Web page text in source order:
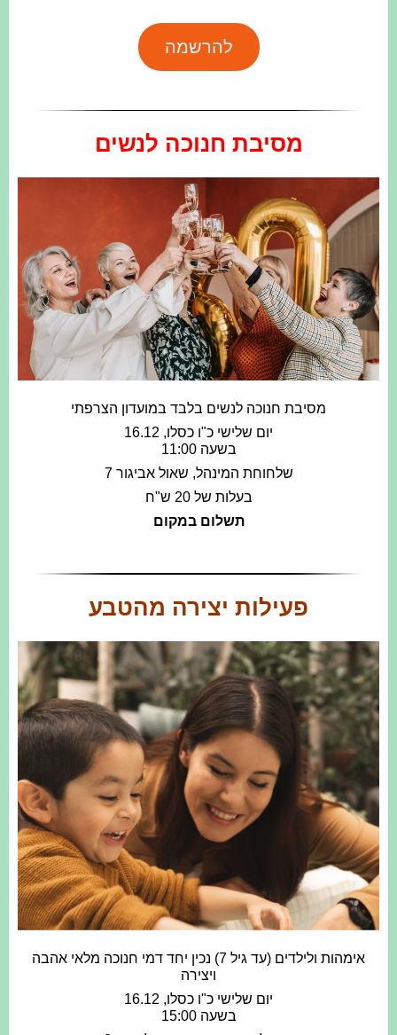
להרשמה
מסיבת חנוכה לנשים
מסיבת חנוכה לנשים בלבד במועדון הצרפתי
יום שלישי כ"ו כסלו, 16.12
בשעה 11:00
שלחוחת המינהל, שאול אביגור 7
בעלות של 20 ש"ח
תשלום במקום
פעילות יצירה מהטבע
אימהות ולילדים (עד גיל 7)
נכין יחד דמי חנוכה מלאי אהבה
ויצירה
יום שלישי כ"ו כסלו, 16.12
בשעה 15:00